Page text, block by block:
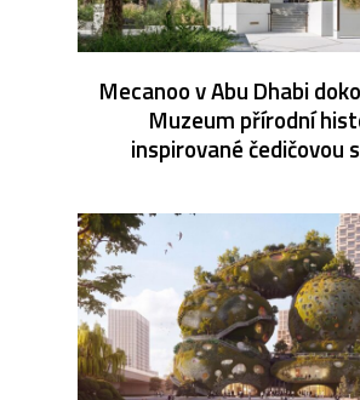
Mecanoo v Abu Dhabi
Muzeum přírodní
inspirované čedičovou